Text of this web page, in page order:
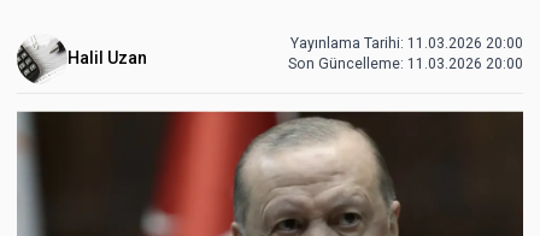
Halil Uzan
Yayınlama Tarihi: 11.03.2026 20:00
Son Güncelleme: 11.03.2026 20:00